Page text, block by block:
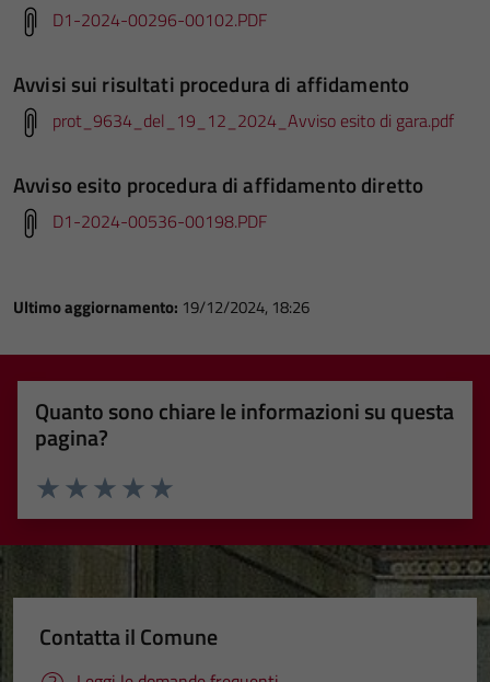
D1-2024-00296-00102.PDF
Avvisi sui risultati procedura di affidamento
prot_9634_del_19_12_2024_Avviso esito di gara.pdf
Avviso esito procedura di affidamento diretto
D1-2024-00536-00198.PDF
Ultimo aggiornamento: 19/12/2024, 18:26
Quanto sono chiare le informazioni su questa
pagina?
Valuta 5 stelle su 5
Valuta 4 stelle su 5
Valuta 3 stelle su 5
Valuta 2 stelle su 5
Valuta 1 stelle su 5
Contatta il Comune